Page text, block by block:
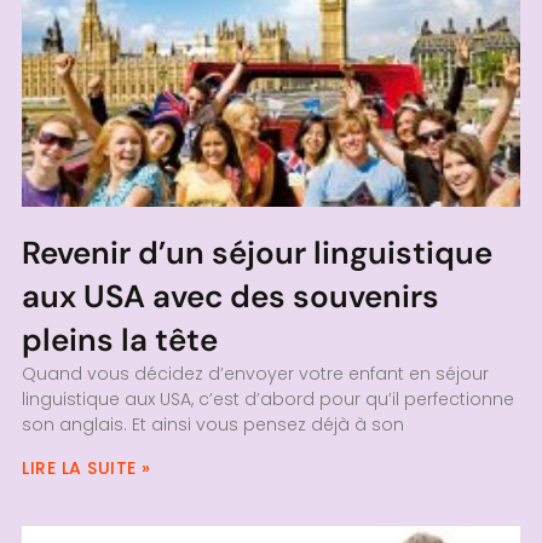
Revenir d’un séjour linguistique
aux USA avec des souvenirs
pleins la tête
Quand vous décidez d’envoyer votre enfant en séjour
linguistique aux USA, c’est d’abord pour qu’il perfectionne
son anglais. Et ainsi vous pensez déjà à son
LIRE LA SUITE »